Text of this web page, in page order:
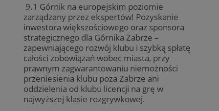
9.1 Górnik na europejskim poziomie
zarządzany przez ekspertów! Pozyskanie
inwestora większościowego oraz sponsora
strategicznego dla Górnika Zabrze –
zapewniającego rozwój klubu i szybką spłatę
całości zobowiązań wobec miasta, przy
prawnym zagwarantowaniu niemożności
przeniesienia klubu poza Zabrze ani
oddzielenia od klubu licencji na grę w
najwyższej klasie rozgrywkowej.